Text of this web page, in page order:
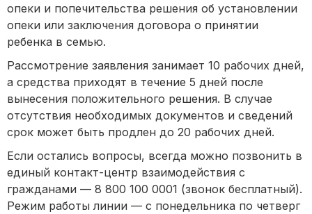
опеки и попечительства решения об установлении
опеки или заключения договора о принятии
ребенка в семью.
Рассмотрение заявления занимает 10 рабочих дней,
а средства приходят в течение 5 дней после
вынесения положительного решения. В случае
отсутствия необходимых документов и сведений
срок может быть продлен до 20 рабочих дней.
Если остались вопросы, всегда можно позвонить в
единый контакт-центр взаимодействия с
гражданами — 8 800 100 0001 (звонок бесплатный).
Режим работы линии — с понедельника по четверг